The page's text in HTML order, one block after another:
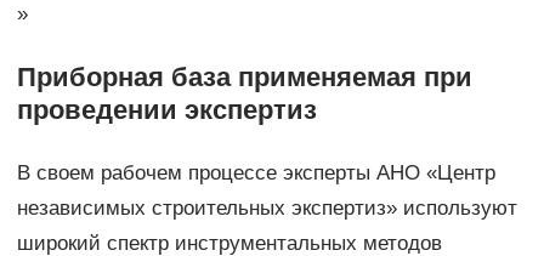
»
Приборная база применяемая при
проведении экспертиз
В своем рабочем процессе эксперты АНО «Центр
независимых строительных экспертиз» используют
широкий спектр инструментальных методов